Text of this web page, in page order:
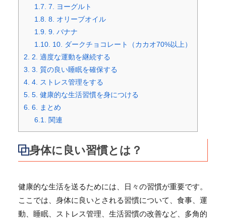
1.7. 7. ヨーグルト
1.8. 8. オリーブオイル
1.9. 9. バナナ
1.10. 10. ダークチョコレート（カカオ70%以上）
2.
2. 適度な運動を継続する
3. 3. 質の良い睡眠を確保する
4. 4. ストレス管理をする
5. 5. 健康的な生活習慣を身につける
6. 6. まとめ
6.1.
関連
身体に良い習慣とは？
健康的な生活を送るためには、日々の習慣が重要です。
ここでは、身体に良いとされる習慣について、食事、運
動、睡眠、ストレス管理、生活習慣の改善など、多角的